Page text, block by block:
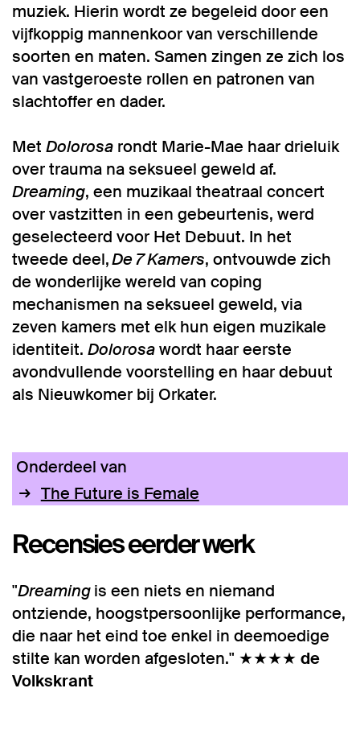
muziek. Hierin wordt ze begeleid door een
vijfkoppig mannenkoor van verschillende
soorten en maten. Samen zingen ze zich los
van vastgeroeste rollen en patronen van
slachtoffer en dader.
Met Dolorosa rondt Marie-Mae haar drieluik
over trauma na seksueel geweld af.
Dreaming, een muzikaal theatraal concert
over vastzitten in een gebeurtenis, werd
geselecteerd voor Het Debuut. In het
tweede deel,De 7 Kamers, ontvouwde zich
de wonderlijke wereld van coping
mechanismen na seksueel geweld, via
zeven kamers met elk hun eigen muzikale
identiteit. Dolorosawordt haar eerste
avondvullende voorstelling en haar debuut
als Nieuwkomer bij Orkater.
Onderdeel van
The Future is Female
Recensies eerder werk
"Dreamingis een niets en niemand
ontziende, hoogstpersoonlijke performance,
die naar het eind toe enkel in deemoedige
stilte kan worden afgesloten." ★★★★ de
Volkskrant